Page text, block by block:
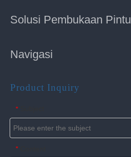
Solusi Pembukaan Pintu
Navigasi
Product Inquiry
*
*